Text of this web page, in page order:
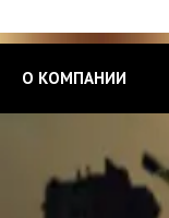
О КОМПАНИИ